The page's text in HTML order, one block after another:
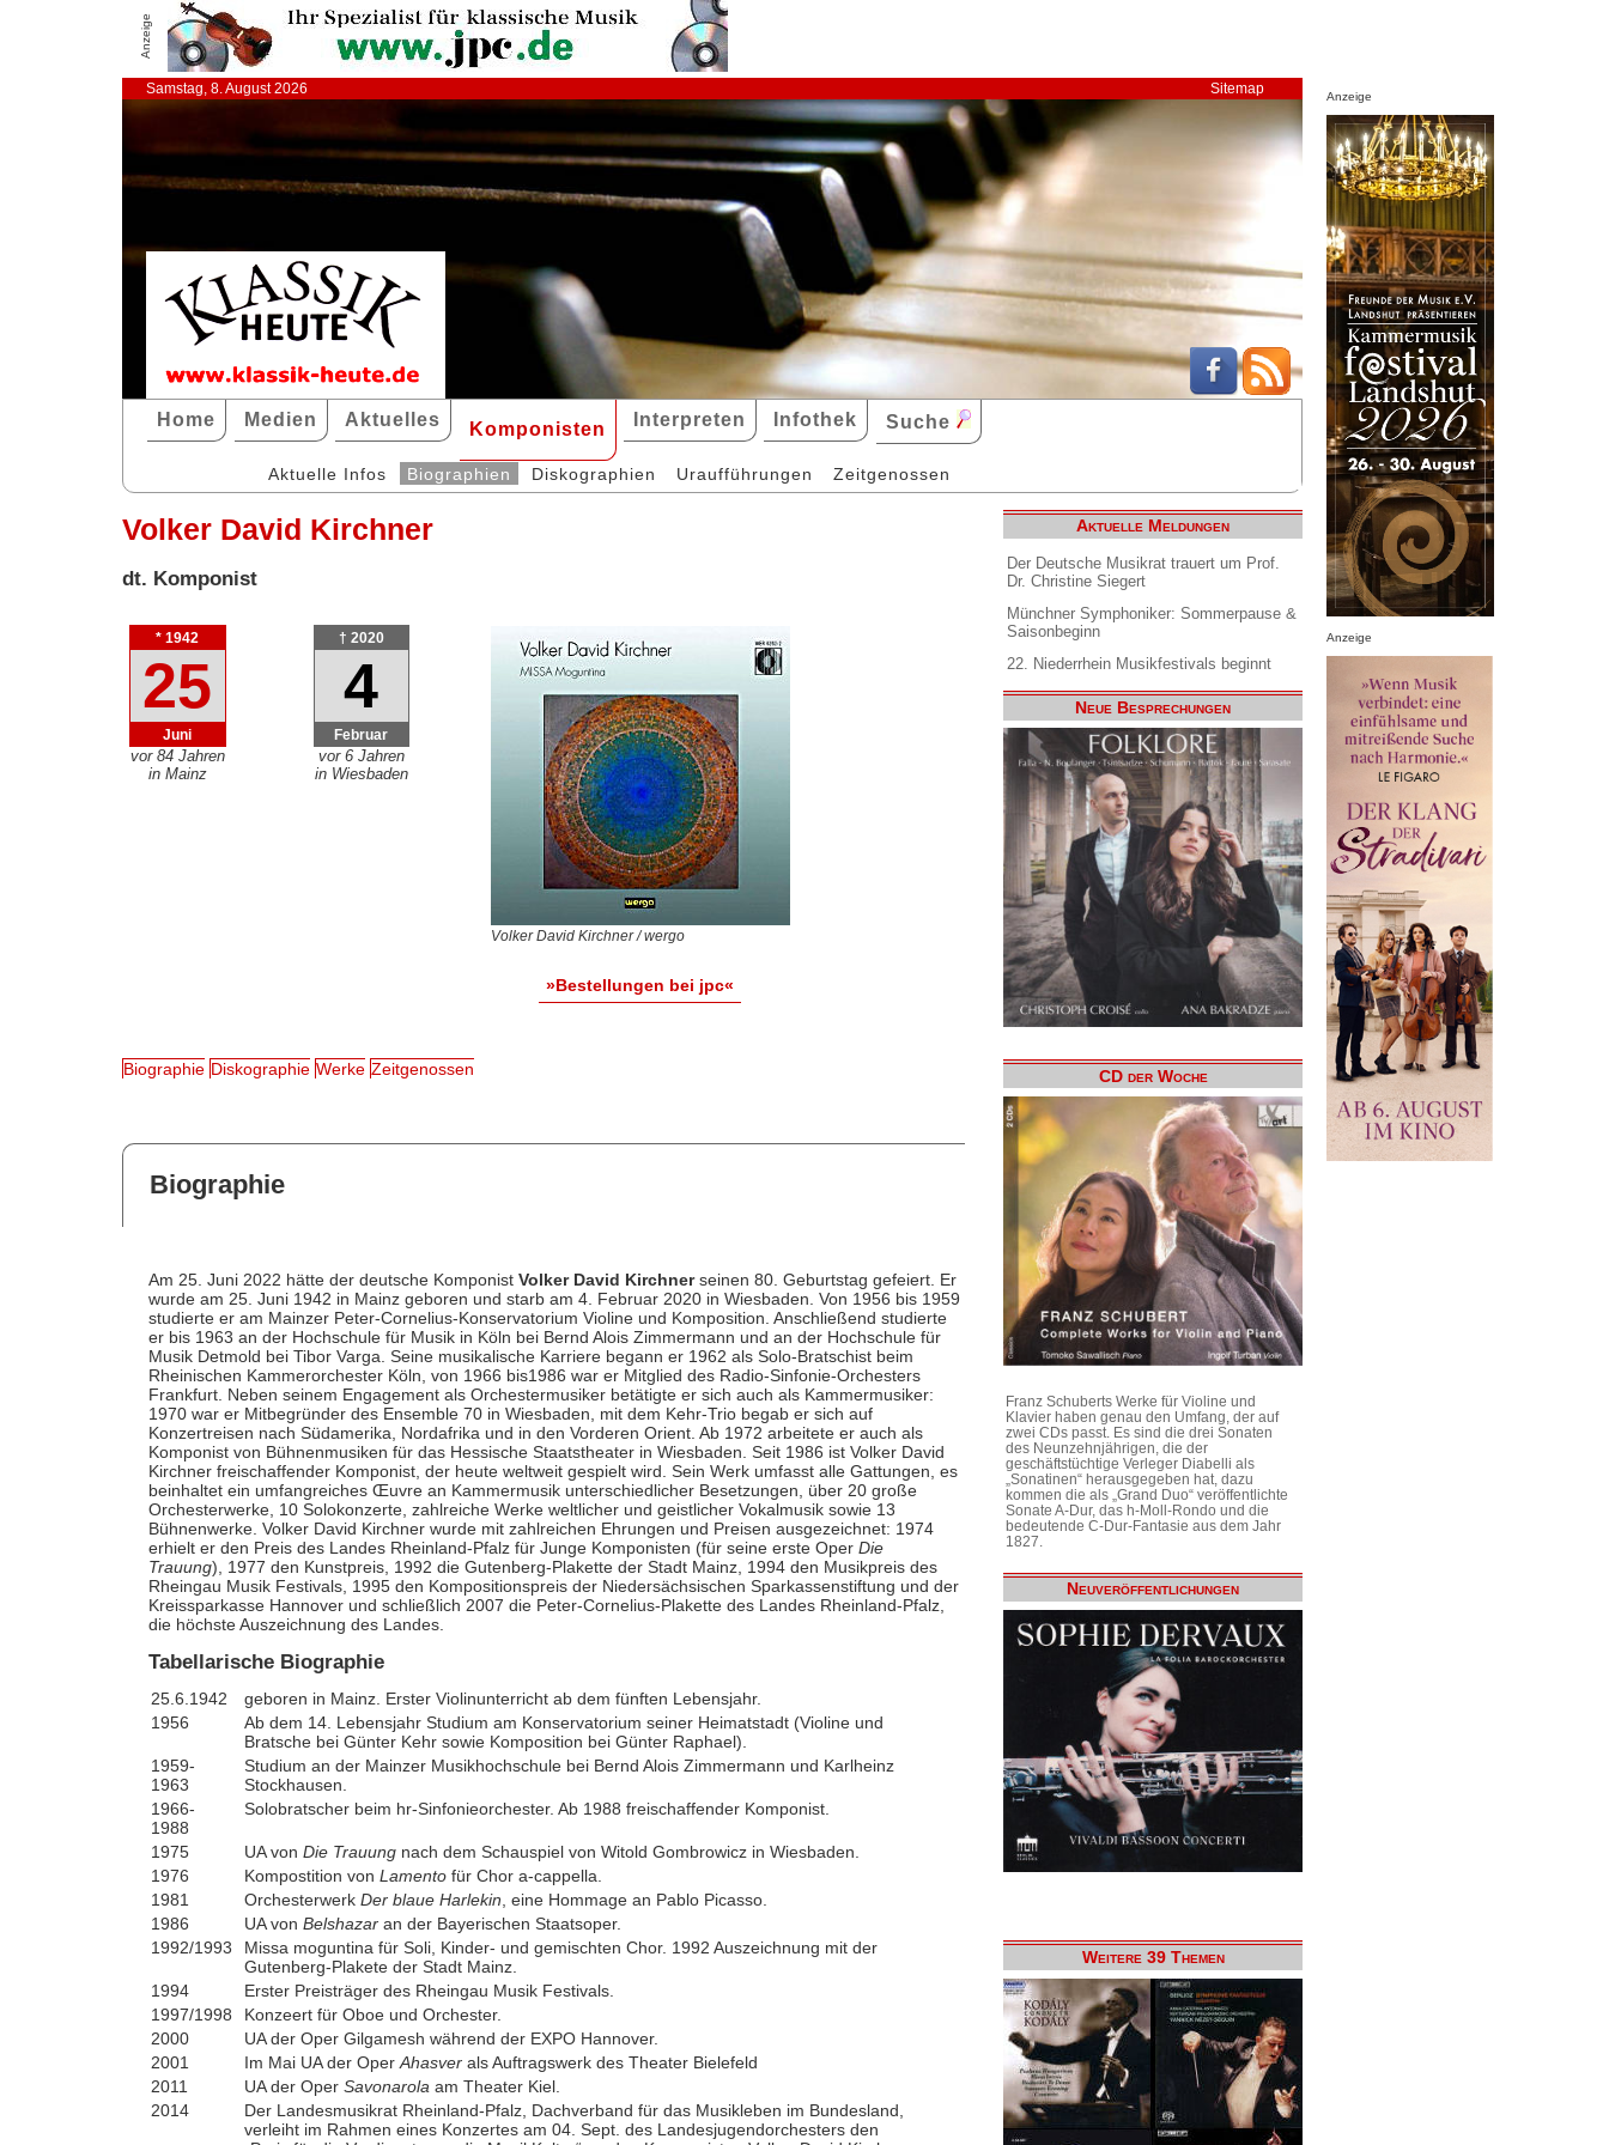
Anzeige
Samstag, 8. August 2026 Sitemap
Home Medien Aktuelles Komponisten Interpreten Infothek Suche
Aktuelle Infos Biographien Diskographien Uraufführungen Zeitgenossen
Volker David Kirchner
dt. Komponist
* 1942
25
Juni
vor 84 Jahren
in Mainz
† 2020
4
Februar
vor 6 Jahren
in Wiesbaden
Volker David Kirchner / wergo
»Bestellungen bei jpc«
Biographie Diskographie Werke Zeitgenossen
Biographie
Am 25. Juni 2022 hätte der deutsche Komponist Volker David Kirchnerseinen 80. Geburtstag gefeiert. Er
wurde am 25. Juni 1942 in Mainz geboren und starb am 4. Februar 2020 in Wiesbaden. Von 1956 bis 1959
studierte er am Mainzer Peter-Cornelius-Konservatorium Violine und Komposition. Anschließend studierte
er bis 1963 an der Hochschule für Musik in Köln bei Bernd Alois Zimmermann und an der Hochschule für
Musik Detmold bei Tibor Varga. Seine musikalische Karriere begann er 1962 als Solo-Bratschist beim
Rheinischen Kammerorchester Köln, von 1966 bis1986 war er Mitglied des Radio-Sinfonie-Orchesters
Frankfurt. Neben seinem Engagement als Orchestermusiker betätigte er sich auch als Kammermusiker:
1970 war er Mitbegründer des Ensemble 70 in Wiesbaden, mit dem Kehr-Trio begab er sich auf
Konzertreisen nach Südamerika, Nordafrika und in den Vorderen Orient. Ab 1972 arbeitete er auch als
Komponist von Bühnenmusiken für das Hessische Staatstheater in Wiesbaden. Seit 1986 ist Volker David
Kirchner freischaffender Komponist, der heute weltweit gespielt wird. Sein Werk umfasst alle Gattungen, es
beinhaltet ein umfangreiches Œuvre an Kammermusik unterschiedlicher Besetzungen, über 20 große
Orchesterwerke, 10 Solokonzerte, zahlreiche Werke weltlicher und geistlicher Vokalmusik sowie 13
Bühnenwerke. Volker David Kirchner wurde mit zahlreichen Ehrungen und Preisen ausgezeichnet: 1974
erhielt er den Preis des Landes Rheinland-Pfalz für Junge Komponisten (für seine erste Oper Die
Trauung), 1977 den Kunstpreis, 1992 die Gutenberg-Plakette der Stadt Mainz, 1994 den Musikpreis des
Rheingau Musik Festivals, 1995 den Kompositionspreis der Niedersächsischen Sparkassenstiftung und der
Kreissparkasse Hannover und schließlich 2007 die Peter-Cornelius-Plakette des Landes Rheinland-Pfalz,
die höchste Auszeichnung des Landes.
Tabellarische Biographie
25.6.1942
geboren in Mainz. Erster Violinunterricht ab dem fünften Lebensjahr.
1956
Ab dem 14. Lebensjahr Studium am Konservatorium seiner Heimatstadt (Violine und
Bratsche bei Günter Kehr sowie Komposition bei Günter Raphael).
1959-
1963
Studium an der Mainzer Musikhochschule bei Bernd Alois Zimmermann und Karlheinz
Stockhausen.
1966-
1988
Solobratscher beim hr-Sinfonieorchester. Ab 1988 freischaffender Komponist.
1975 UA von Die Trauungnach dem Schauspiel von Witold Gombrowicz in Wiesbaden.
1976
Kompostition von Lamentofür Chor a-cappella.
1981
Orchesterwerk Der blaue Harlekin , eine Hommage an Pablo Picasso.
1986
UA von Belshazaran der Bayerischen Staatsoper.
1992/1993
Missa moguntina für Soli, Kinder- und gemischten Chor. 1992 Auszeichnung mit der
Gutenberg-Plakete der Stadt Mainz.
1994
Erster Preisträger des Rheingau Musik Festivals.
1997/1998
Konzeert für Oboe und Orchester.
2000
UA der Oper Gilgamesh während der EXPO Hannover.
2001
Im Mai UA der Oper Ahasverals Auftragswerk des Theater Bielefeld
2011
UA der OperSavonarola am Theater Kiel.
2014
Der Landesmusikrat Rheinland-Pfalz, Dachverband für das Musikleben im Bundesland,
verleiht im Rahmen eines Konzertes am 04. Sept. des Landesjugendorchesters den
Aktuelle Meldungen
Der Deutsche Musikrat trauert um Prof.
Dr. Christine Siegert
Münchner Symphoniker: Sommerpause &
Saisonbeginn
22. Niederrhein Musikfestivals beginnt
Neue Besprechungen
CD der Woche
Franz Schuberts Werke für Violine und
Klavier haben genau den Umfang, der auf
zwei CDs passt. Es sind die drei Sonaten
des Neunzehnjährigen, die der
geschäftstüchtige Verleger Diabelli als
„Sonatinen“ herausgegeben hat, dazu
kommen die als „Grand Duo“ veröffentlichte
Sonate A-Dur, das h-Moll-Rondo und die
bedeutende C-Dur-Fantasie aus dem Jahr
1827.
Neuveröffentlichungen
Weitere 39 Themen
Anzeige
Anzeige